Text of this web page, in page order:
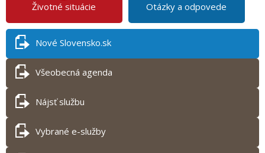
Životné situácie Otázky a odpovede
Nové Slovensko.sk
Všeobecná agenda
Nájsť službu
Vybrané e-služby